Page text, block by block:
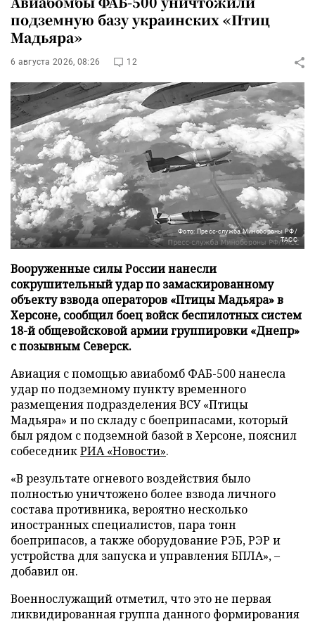
подземную базу украинских «Птиц
Мадьяра»
6 августа 2026, 08:26 12
Фото: Пресс-служба Минобороны РФ/
ТАСС
Вооруженные силы России нанесли
сокрушительный удар по замаскированному
объекту взвода операторов «Птицы Мадьяра» в
Херсоне, сообщил боец войск беспилотных систем
18-й общевойсковой армии группировки «Днепр»
с позывным Северск.
Авиация с помощью авиабомб ФАБ-500 нанесла
удар по подземному пункту временного
размещения подразделения ВСУ «Птицы
Мадьяра» и по складу с боеприпасами, который
был рядом с подземной базой в Херсоне, пояснил
собеседникРИА «Новости».
«В результате огневого воздействия было
полностью уничтожено более взвода личного
состава противника, вероятно несколько
иностранных специалистов, пара тонн
боеприпасов, а также оборудование РЭБ, РЭР и
устройства для запуска и управления БПЛА», –
добавил он.
Военнослужащий отметил, что это не первая
ликвидированная группа данного формирования